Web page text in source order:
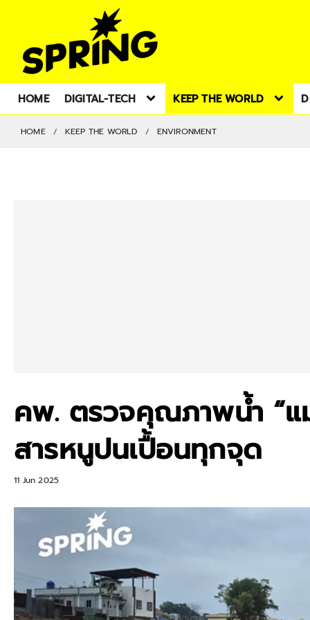
HOME DIGITAL-TECH KEEP THE WORLD
HOME KEEP THE WORLD ENVIRONMENT
คพ. ตรวจคุณภาพน้ำ “
สารหนูปนเปื้อนทุกจุด
11 Jun 2025